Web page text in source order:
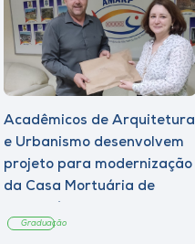
Acadêmicos de Arquitetura
e Urbanismo desenvolvem
projeto para modernização
da Casa Mortuária de
Graduação